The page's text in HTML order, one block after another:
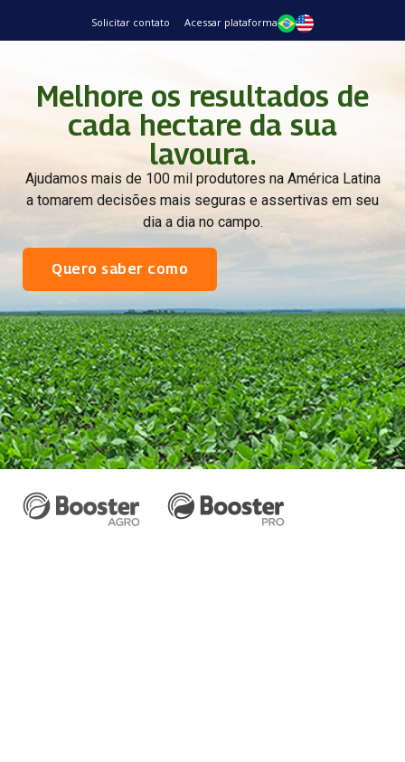
Solicitar contato Acessar plataforma
Melhore os resultados de
cada hectare da sua
lavoura.
Ajudamos mais de 100 mil produtores na América Latina
a tomarem decisões mais seguras e assertivas em seu
dia a dia no campo.
Quero saber como